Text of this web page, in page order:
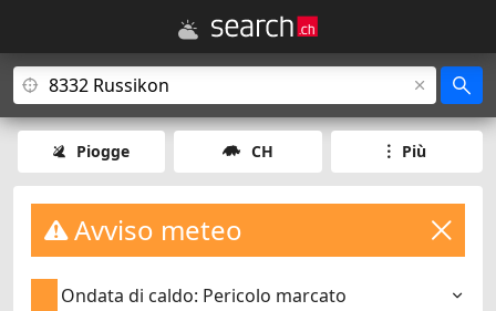
Piogge CH Più
Avviso meteo
Ondata di caldo: Pericolo marcato